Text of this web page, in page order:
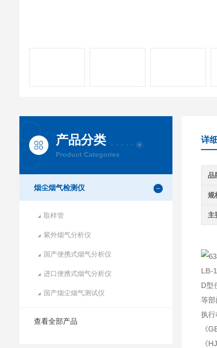
产品分类
Product Categories
烟尘烟气检测仪
取样管
紫外烟气分析仪
国产便携式烟气分析仪
进口便携式烟气分析仪
国产烟尘烟气测试仪
查看全部产品
详
品
规
主
LB-
D型
等
执
《
《